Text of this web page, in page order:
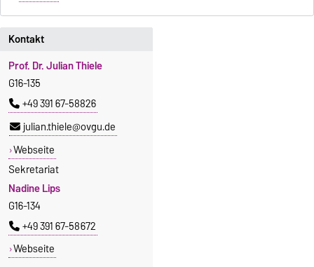
Kontakt
Prof. Dr. Julian Thiele
G16-135
+49 391 67-58826
julian.thiele@ovgu.de
Webseite
Sekretariat
Nadine Lips
G16-134
+49 391 67-58672
Webseite